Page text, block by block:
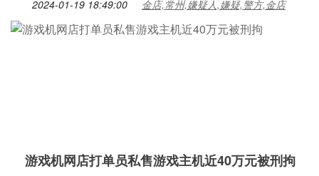
2024-01-19 18:49:00 金店,常州,嫌疑人,嫌疑,警方,金店
游戏机网店打单员私售游戏主机近40万元被刑拘